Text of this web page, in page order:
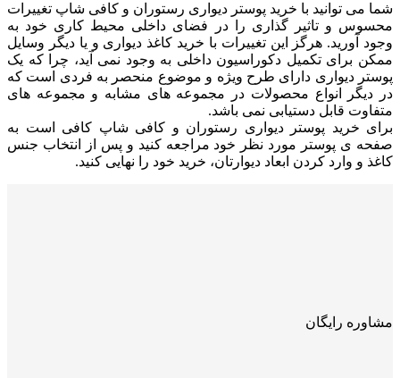
شما می توانید با خرید پوستر دیواری رستوران و کافی شاپ تغییرات
محسوس و تاثیر گذاری را در فضای داخلی محیط کاری خود به
وجود آورید. هرگز این تغییرات با خرید کاغذ دیواری و یا دیگر وسایل
ممکن برای تکمیل دکوراسیون داخلی به وجود نمی آید، چرا که یک
پوستر دیواری دارای طرح ویژه و موضوع منحصر به فردی است که
در دیگر انواع محصولات در مجموعه های مشابه و مجموعه های
متفاوت قابل دستیابی نمی باشد.
برای خرید پوستر دیواری رستوران و کافی شاپ کافی است به
صفحه ی پوستر مورد نظر خود مراجعه کنید و پس از انتخاب جنس
کاغذ و وارد کردن ابعاد دیوارتان، خرید خود را نهایی کنید.
مشاوره رایگان